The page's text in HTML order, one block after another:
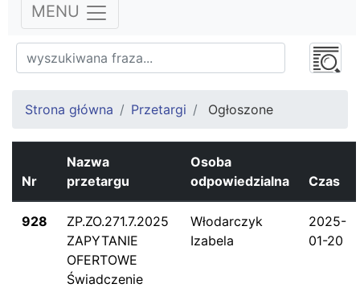
MENU
Strona główna Przetargi Ogłoszone
Nr
Nazwa
przetargu
Osoba
odpowiedzialna
Czas
928
ZP.ZO.271.7.2025
ZAPYTANIE
OFERTOWE
Świadczenie
Włodarczyk
Izabela
2025-
01-20